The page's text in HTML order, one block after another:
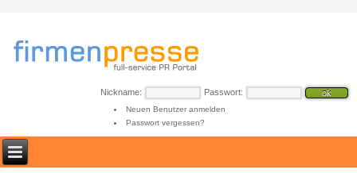
Nickname: Passwort:
Neuen Benutzer anmelden
Passwort vergessen?